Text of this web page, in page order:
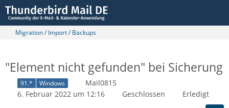
Migration / Import / Backups
"Element nicht gefunden" bei Sicherung
91.* Windows
Mail0815
6. Februar 2022 um 12:16
Geschlossen Erledigt